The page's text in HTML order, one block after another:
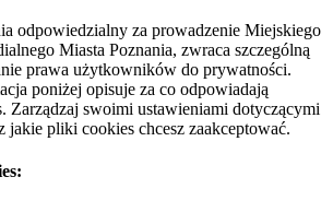
odpowiedzialny za prowadzenie Miejskiego
Miasta Poznania, zwraca szczególną
prawa użytkowników do prywatności.
poniżej opisuje za co odpowiadają
Zarządzaj swoimi ustawieniami dotyczącymi
pliki cookies chcesz zaakceptować.